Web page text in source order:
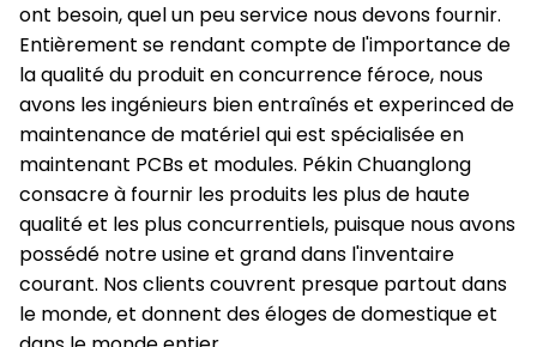
ont besoin, quel un peu service nous devons fournir.
Entièrement se rendant compte de l'importance de
la qualité du produit en concurrence féroce, nous
avons les ingénieurs bien entraînés et experinced de
maintenance de matériel qui est spécialisée en
maintenant PCBs et modules. Pékin Chuanglong
consacre à fournir les produits les plus de haute
qualité et les plus concurrentiels, puisque nous avons
possédé notre usine et grand dans l'inventaire
courant. Nos clients couvrent presque partout dans
le monde, et donnent des éloges de domestique et